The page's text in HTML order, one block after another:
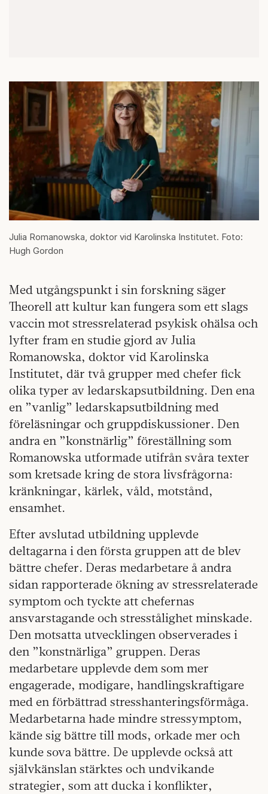
Julia Romanowska, doktor vid Karolinska Institutet. Foto:
Hugh Gordon
Med utgångspunkt i sin forskning säger
Theorell att kultur kan fungera som ett slags
vaccin mot stressrelaterad psykisk ohälsa och
lyfter fram en studie gjord av Julia
Romanowska, doktor vid Karolinska
Institutet, där två grupper med chefer fick
olika typer av ledarskapsutbildning. Den ena
en ”vanlig” ledarskapsutbildning med
föreläsningar och gruppdiskussioner. Den
andra en ”konstnärlig” föreställning som
Romanowska utformade utifrån svåra texter
som kretsade kring de stora livsfrågorna:
kränkningar, kärlek, våld, motstånd,
ensamhet.
Efter avslutad utbildning upplevde
deltagarna i den första gruppen att de blev
bättre chefer. Deras medarbetare å andra
sidan rapporterade ökning av stressrelaterade
symptom och tyckte att chefernas
ansvarstagande och stresstålighet minskade.
Den motsatta utvecklingen observerades i
den ”konstnärliga” gruppen. Deras
medarbetare upplevde dem som mer
engagerade, modigare, handlingskraftigare
med en förbättrad stresshanteringsförmåga.
Medarbetarna hade mindre stressymptom,
kände sig bättre till mods, orkade mer och
kunde sova bättre. De upplevde också att
självkänslan stärktes och undvikande
strategier, som att ducka i konflikter,